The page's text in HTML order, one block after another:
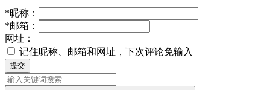
*昵称：
*邮箱：
网址：
记住昵称、邮箱和网址，下次评论免输入
提交